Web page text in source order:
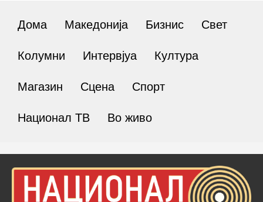
Дома Македонија Бизнис Свет
Колумни Интервјуа Култура
Магазин Сцена Спорт
Национал ТВ Во живо